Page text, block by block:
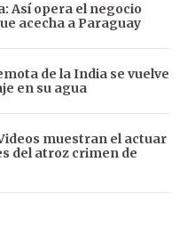
Así opera el negocio
acecha a Paraguay
de la India se vuelve
en su agua
muestran el actuar
del atroz crimen de